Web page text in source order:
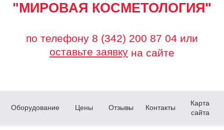
"МИРОВАЯ КОСМЕТОЛОГИЯ"
по телефону 8 (342) 200 87 04 или
оставьте заявку на сайте
Оборудование Цены Отзывы Контакты
Карта
сайта